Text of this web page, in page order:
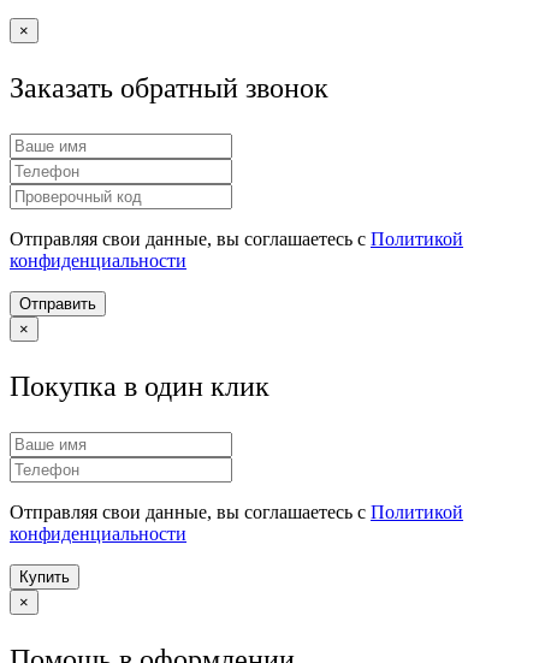
×
Заказать обратный звонок
Отправляя свои данные, вы соглашаетесь с Политикой
конфиденциальности
Отправить
×
Покупка в один клик
Отправляя свои данные, вы соглашаетесь с Политикой
конфиденциальности
Купить
×